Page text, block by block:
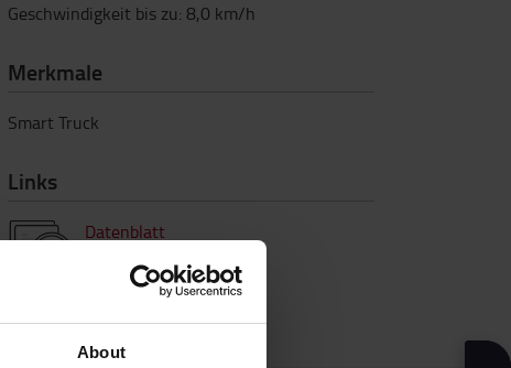
About
Geschwindigkeit bis zu: 8,0 km/h
Merkmale
Smart Truck
Links
Datenblatt